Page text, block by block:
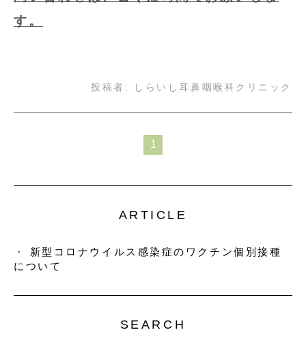
す。
投稿者: しらいし耳鼻咽喉科クリニック
1
ARTICLE
新型コロナウイルス感染症のワクチン個別接種
について
SEARCH